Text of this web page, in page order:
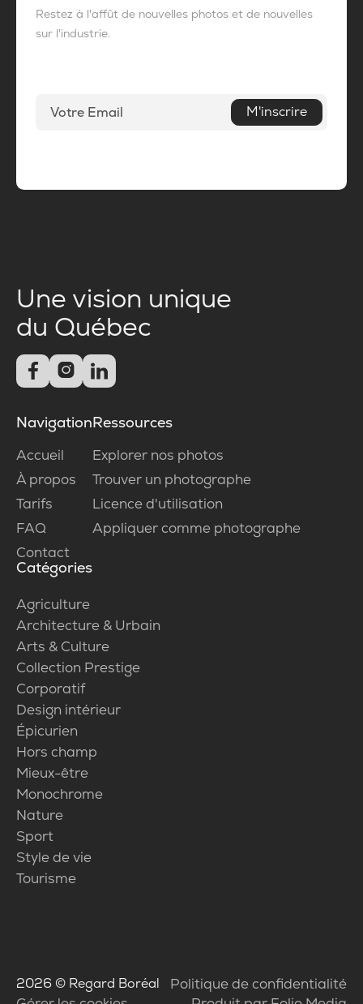
Restez à l'affût de nouvelles photos et de nouvelles
sur l'industrie.
M'inscrire
Une vision unique
du Québec
  
Navigation
Accueil
À propos
Tarifs
FAQ
Contact
Ressources
Explorer nos photos
Trouver un photographe
Licence d'utilisation
Appliquer comme photographe
Catégories
Agriculture
Architecture & Urbain
Arts & Culture
Collection Prestige
Corporatif
Design intérieur
Épicurien
Hors champ
Mieux-être
Monochrome
Nature
Sport
Style de vie
Tourisme
2026 © Regard Boréal
Politique de confidentialité